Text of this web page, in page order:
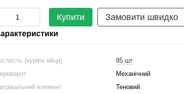
Купити Замовити швидко
(курячі яйця)
85 шт
Механічний
елемент
Теновий